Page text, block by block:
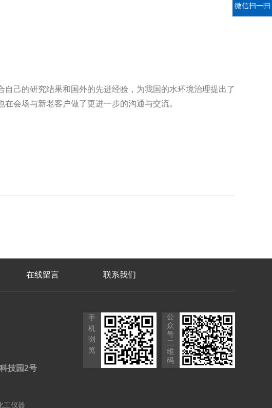
己的研究结果和国外的先进经验，为我国的水环境治理提出了
会场与新老客户做了更进一步的沟通与交流。
在线留言 联系我们
技园2号
手
机
浏
览
公
众
号
二
维
码
工仪器
微信扫一扫